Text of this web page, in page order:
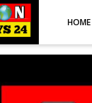
HOME